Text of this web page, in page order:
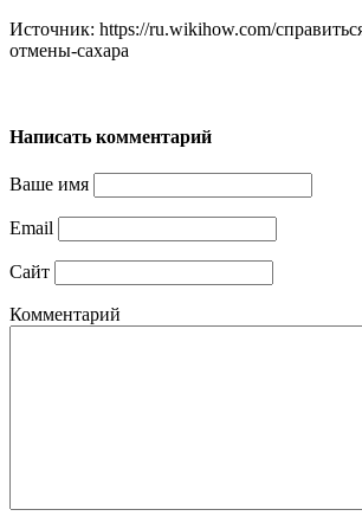
Источник: https://ru.wikihow.com/
отмены-сахара
Написать комментарий
Ваше имя
Email
Сайт
Комментарий